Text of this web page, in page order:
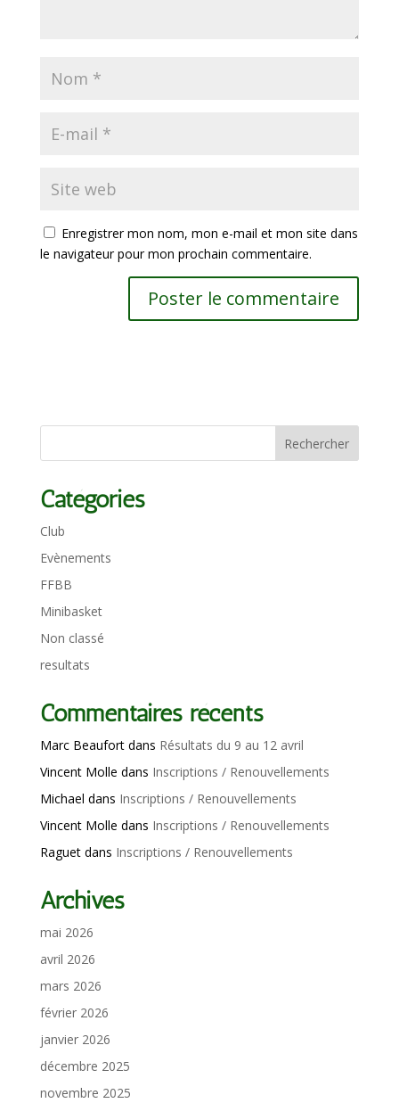
Enregistrer mon nom, mon e-mail et mon site dans
le navigateur pour mon prochain commentaire.
Catégories
Club
Evènements
FFBB
Minibasket
Non classé
resultats
Commentaires récents
Marc Beaufortdans Résultats du 9 au 12 avril
Vincent Molle dans Inscriptions / Renouvellements
Michael dans Inscriptions / Renouvellements
Vincent Molle dans Inscriptions / Renouvellements
Raguetdans Inscriptions / Renouvellements
Archives
mai 2026
avril 2026
mars 2026
février 2026
janvier 2026
décembre 2025
novembre 2025